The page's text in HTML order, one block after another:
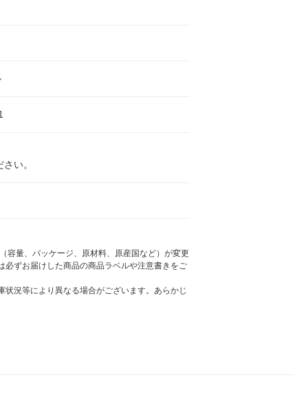
い。
容量、パッケージ、原材料、原産国など）が変更
ずお届けした商品の商品ラベルや注意書きをご
況等により異なる場合がございます。あらかじ